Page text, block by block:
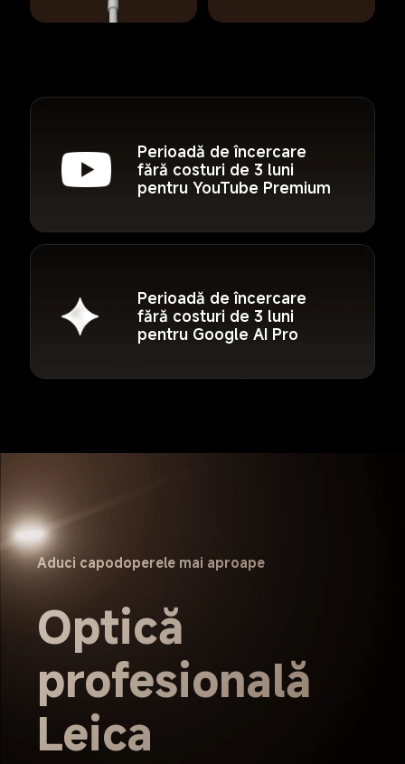
Perioadă de încercare
fără costuri de 3 luni
pentru YouTube Premium
Perioadă de încercare
fără costuri de 3 luni
pentru Google AI Pro
Aduci capodoperele mai aproape
Optică
profesională
Leica